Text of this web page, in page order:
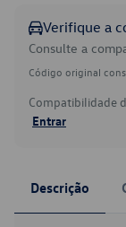
Verifique a
Consulte a
Código original
Compatibilidade
Entrar
Descrição